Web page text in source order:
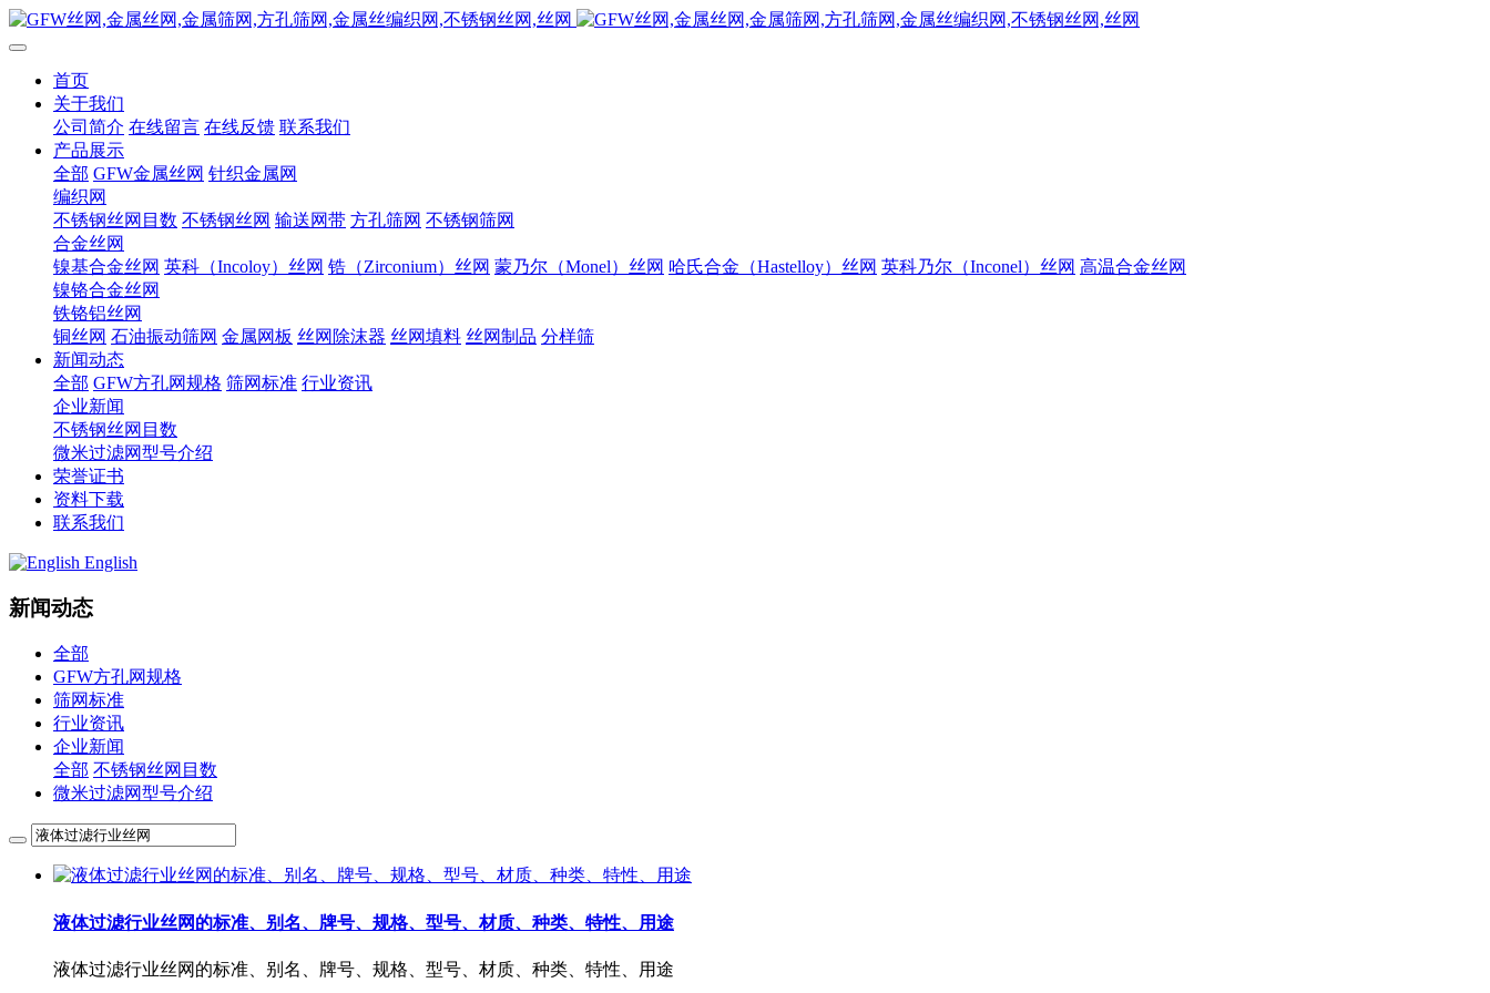
首页
关于我们
公司简介 在线留言 在线反馈 联系我们
产品展示
全部 GFW金属丝网 针织金属网
编织网
不锈钢丝网目数 不锈钢丝网 输送网带 方孔筛网 不锈钢筛网
合金丝网
镍基合金丝网 英科（Incoloy）丝网 锆（Zirconium）丝网 蒙乃尔（Monel）丝网 哈氏合金（Hastelloy）丝网 英科乃尔（Inconel）丝网 高温合金丝网
镍铬合金丝网
铁铬铝丝网
铜丝网 石油振动筛网 金属网板 丝网除沫器 丝网填料 丝网制品 分样筛
新闻动态
全部 GFW方孔网规格 筛网标准 行业资讯
企业新闻
不锈钢丝网目数
微米过滤网型号介绍
荣誉证书
资料下载
联系我们
English
新闻动态
全部
GFW方孔网规格
筛网标准
行业资讯
企业新闻
全部 不锈钢丝网目数
微米过滤网型号介绍
液体过滤行业丝网的‌标准、别名、牌号、规格、型号、材质、种类、特性、用途
液体过滤行业丝网的‌标准、别名、牌号、规格、型号、材质、种类、特性、用途